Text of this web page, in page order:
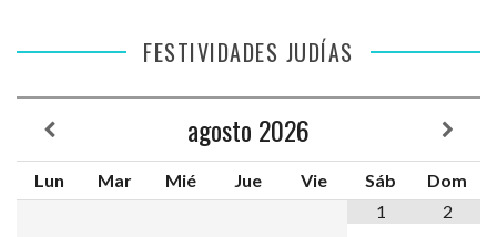
FESTIVIDADES JUDÍAS
agosto 2026
Lun Mar Mié Jue Vie Sáb
Dom
1
2